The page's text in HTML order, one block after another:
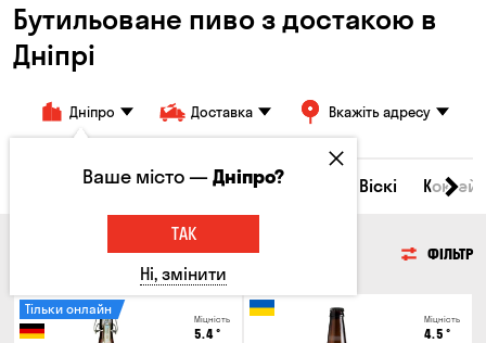
Бутильоване пиво з достакою в
Дніпрі
Дніпро Доставка Вкажіть адресу
Всі товари Пиво Сидр Віскі
ФІЛЬТР
Міцність
5.4°
Тільки онлайн
Міцність
4.5 °
Ваше місто —Дніпро?
ТАК
Ні, змінити